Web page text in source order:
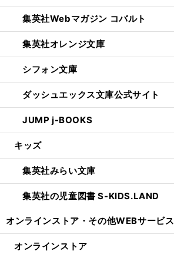
集英社Webマガジン コバルト
集英社オレンジ文庫
シフォン文庫
ダッシュエックス文庫公式サイト
JUMP j-BOOKS
キッズ
集英社みらい文庫
集英社の児童図書 S-KIDS.LAND
オンラインストア・ その他WEBサービス
オンラインストア